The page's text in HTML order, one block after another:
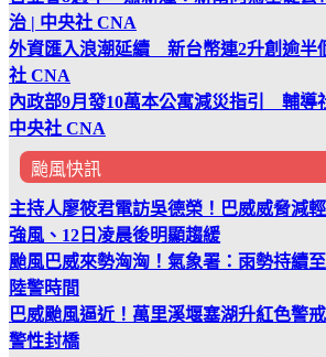
治 | 中央社 CNA
外資匯入浪潮延續 新台幣連2升創逾半
社 CNA
內政部9月發10萬本公寓減災指引 輔導
中央社 CNA
颱風快訊
主持人廖筱君電訪吳德榮！巴威威脅減
強風、12日凌晨後明顯趨緩
颱風巴威來勢洶洶！氣象署：雨勢持續
陸警時間
巴威颱風逼近！萬里溪堰塞湖升紅色警
警性封橋